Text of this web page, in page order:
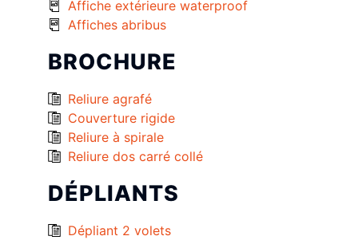
Affiche extérieure waterproof
Affiches abribus
BROCHURE
Reliure agrafé
Couverture rigide
Reliure à spirale
Reliure dos carré collé
DÉPLIANTS
Dépliant 2 volets